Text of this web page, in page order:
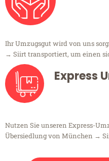
Ihr Umzugsgut wird von uns
→ Siirt transportiert, um einen
Express
Nutzen Sie unseren Express-
Übersiedlung von München →